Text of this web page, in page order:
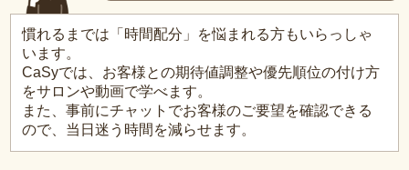
慣れるまでは「時間配分」を悩まれる方もいらっしゃ
います。
CaSyでは、お客様との期待値調整や優先順位の付け方
をサロンや動画で学べます。
また、事前にチャットでお客様のご要望を確認できる
ので、当日迷う時間を減らせます。